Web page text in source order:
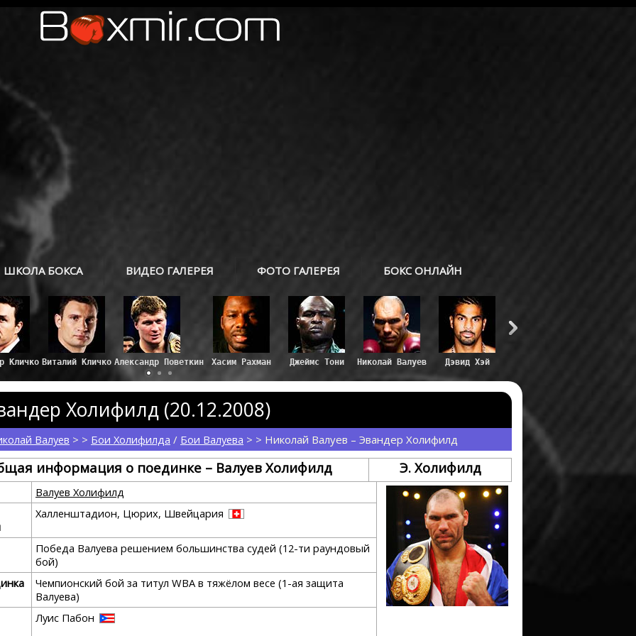
ШКОЛА БОКСА ВИДЕО ГАЛЕРЕЯ ФОТО ГАЛЕРЕЯ БОКС ОНЛАЙН
Виталий Кличко
Хасим Рахман Джеймс Тони Николай Валуев Дэвид Хэй
Холифилд (20.12.2008)
Валуев > > Бои Холифилда / Бои Валуева > > Николай Валуев – Эвандер Холифилд
информация о поединке – Валуев Холифилд Э. Холифилд
Валуев Холифилд
Халленштадион, Цюрих, Швейцария
Победа Валуева решением большинства судей (12-ти раундовый
бой)
Чемпионский бой за титул WBA в тяжёлом весе (1-ая защита
Валуева)
Луис Пабон